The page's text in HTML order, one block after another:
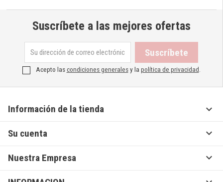
Suscríbete a las mejores ofertas
Acepto lascondiciones generalesy la política de privacidad.
Información de la tienda 
Su cuenta 
Nuestra Empresa 